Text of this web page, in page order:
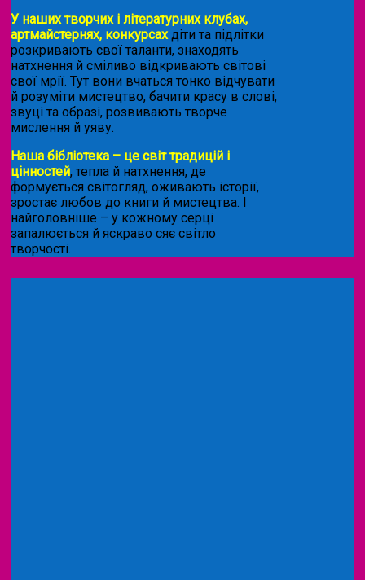
У наших творчих і літературних клубах,
артмайстернях, конкурсахдіти та підлітки
розкривають свої таланти, знаходять
натхнення й сміливо відкривають світові
свої мрії. Тут вони вчаться тонко відчувати
й розуміти мистецтво, бачити красу в слові,
звуці та образі, розвивають творче
мислення й уяву.
Наша бібліотека – це світ традицій і
цінностей, тепла й натхнення, де
формується світогляд, оживають історії,
зростає любов до книги й мистецтва. І
найголовніше – у кожному серці
запалюється й яскраво сяє світло
творчості.